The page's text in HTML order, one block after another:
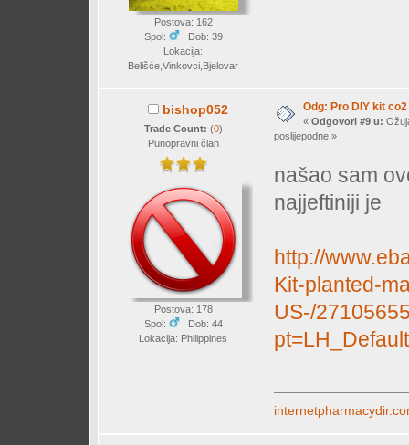
Postova: 162
Spol:
Dob: 39
Lokacija:
Belišće,Vinkovci,Bjelovar
bishop052
Trade Count: (0)
Punopravni član
Postova: 178
Spol:
Dob: 44
Lokacija: Philippines
Odg: Pro DIY kit
« Odgovori #9 u:
poslijepodne »
našao sam
najjeftiniji je
http://
Kit-planted-
US-/